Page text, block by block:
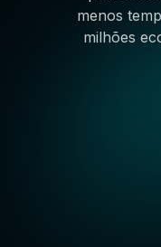
menos
milhões